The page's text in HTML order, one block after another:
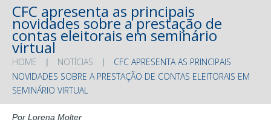
CFC apresenta as principais
novidades sobre a prestação de
contas eleitorais em seminário
virtual
HOME NOTÍCIAS
CFC APRESENTA AS PRINCIPAIS
NOVIDADES SOBRE A PRESTAÇÃO DE CONTAS ELEITORAIS EM
SEMINÁRIO VIRTUAL
Por Lorena Molter